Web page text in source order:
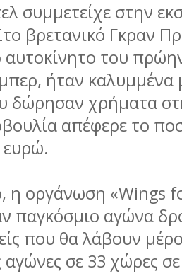
συμμετείχε στην
βρετανικό Γκραν
αυτοκίνητο του
ήταν καλυμμένα
δώρησαν χρήματα
απέφερε το
ευρώ.
η οργάνωση «Wings
παγκόσμιο αγώνα
που θα λάβουν
σε 33 χώρες